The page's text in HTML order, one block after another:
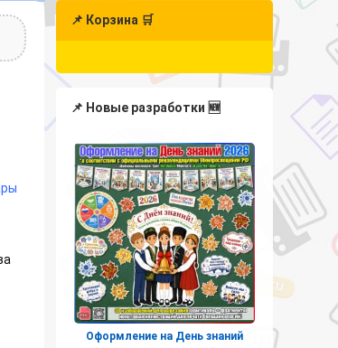
на День Матери
📌 Корзина 🛒
📌 Новые разработки 🆕
Оформление на День знаний